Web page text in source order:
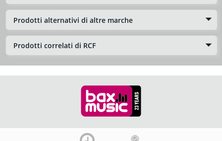
Prodotti alternativi di altre marche
Prodotti correlati di RCF